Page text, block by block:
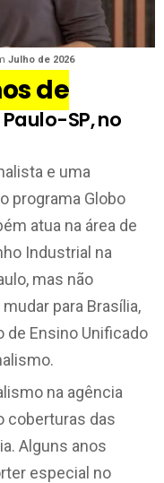
Julho de 2026
de
SP, no
e uma
programa Globo
atua na área de
Industrial na
mas não
para Brasília,
de Ensino Unificado
na agência
coberturas das
Alguns anos
especial no